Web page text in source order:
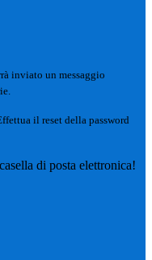
inviato un messaggio
il reset della password
di posta elettronica!